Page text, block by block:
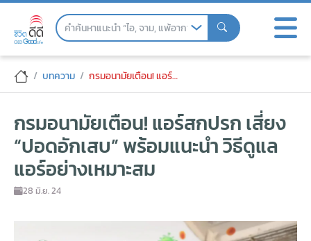
Skip
กรมอนามัยเตือน! แอร์สกปรก เสี่ยง “ปอด
บทความ กรมอนามัยเตือน! แอร์สกปรก เสี่ยง “ปอดอักเสบ” พร้อมแนะนำ วิธีดูแลแอร์อย่างเหมาะสม
กรมอนามัยเตือน! แอร์สกปรก เสี่ยง
“ปอดอักเสบ” พร้อมแนะนำ วิธีดูแล
แอร์อย่างเหมาะสม
28 มิ.ย. 24